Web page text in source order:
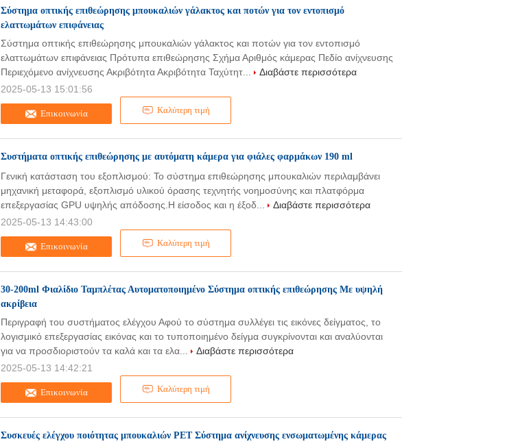
Σύστημα οπτικής επιθεώρησης μπουκαλιών γάλακτος και ποτών για τον εντοπισμό
ελαττωμάτων επιφάνειας
Επικοινωνία Καλύτερη τιμή
Σύστημα οπτικής επιθεώρησης μπουκαλιών γάλακτος και ποτών για τον εντοπισμό
ελαττωμάτων επιφάνειας Πρότυπα επιθεώρησης Σχήμα Αριθμός κάμερας Πεδίο ανίχνευσης
Περιεχόμενο ανίχνευσης Ακριβότητα Ακριβότητα Ταχύτητ...
Διαβάστε περισσότερα
2025-05-13 15:01:56
Συστήματα οπτικής επιθεώρησης με αυτόματη κάμερα για φιάλες φαρμάκων 190 ml
Επικοινωνία Καλύτερη τιμή
Γενική κατάσταση του εξοπλισμού: Το σύστημα επιθεώρησης μπουκαλιών περιλαμβάνει
μηχανική μεταφορά, εξοπλισμό υλικού όρασης τεχνητής νοημοσύνης και πλατφόρμα
επεξεργασίας GPU υψηλής απόδοσης.Η είσοδος και η έξοδ...
Διαβάστε περισσότερα
2025-05-13 14:43:00
30-200ml Φιαλίδιο Ταμπλέτας Αυτοματοποιημένο Σύστημα οπτικής επιθεώρησης Με υψηλή
ακρίβεια
Επικοινωνία Καλύτερη τιμή
Περιγραφή του συστήματος ελέγχου Αφού το σύστημα συλλέγει τις εικόνες δείγματος, το
λογισμικό επεξεργασίας εικόνας και το τυποποιημένο δείγμα συγκρίνονται και αναλύονται
για να προσδιοριστούν τα καλά και τα ελα...
Διαβάστε περισσότερα
2025-05-13 14:42:21
Συσκευές ελέγχου ποιότητας μπουκαλιών PET Σύστημα ανίχνευσης ενσωματωμένης κάμερας